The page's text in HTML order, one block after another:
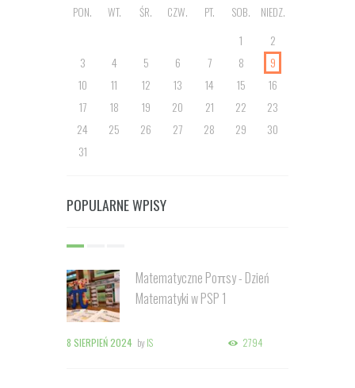
PON. WT. ŚR. CZW. PT. SOB. NIEDZ.
1
2
3
4 5 6 7 8
9
10
11 12 13 14 15
16
17
18 19 20 21 22
23
24
25 26 27 28 29
30
31
POPULARNE WPISY
Matematyczne Poπsy - Dzień
Matematyki w PSP 1
8 SIERPIEŃ 2024 by IS 2794